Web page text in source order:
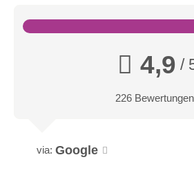
4,9 /
226 Bewertungen
via: Google